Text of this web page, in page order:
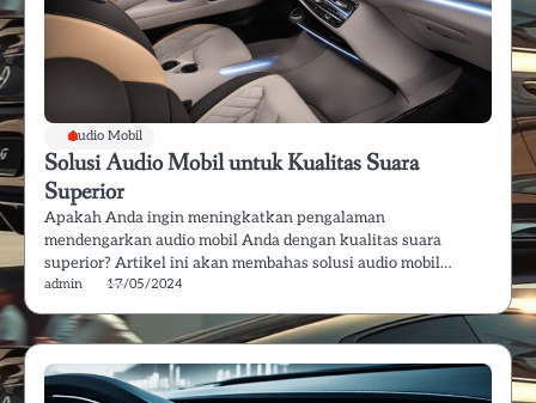
Audio Mobil
Solusi Audio Mobil untuk Kualitas Suara
Superior
Apakah Anda ingin meningkatkan pengalaman
mendengarkan audio mobil Anda dengan kualitas suara
superior? Artikel ini akan membahas solusi audio mobil…
admin 17/05/2024